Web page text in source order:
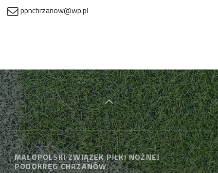
ppnchrzanow@wp.pl
MAŁOPOLSKI ZWIĄZEK PIŁKI NOŻNEJ
PODOKRĘG CHRZANÓW